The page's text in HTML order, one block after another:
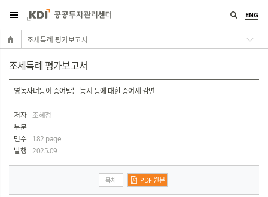
ENG
조세특례 평가보고서
조세특례 평가보고서
영농자녀등이 증여받는 농지 등에 대한 증여세 감면
저자
조혜정
부문
면수
182 page
발행
2025.09
목차 PDF 원본